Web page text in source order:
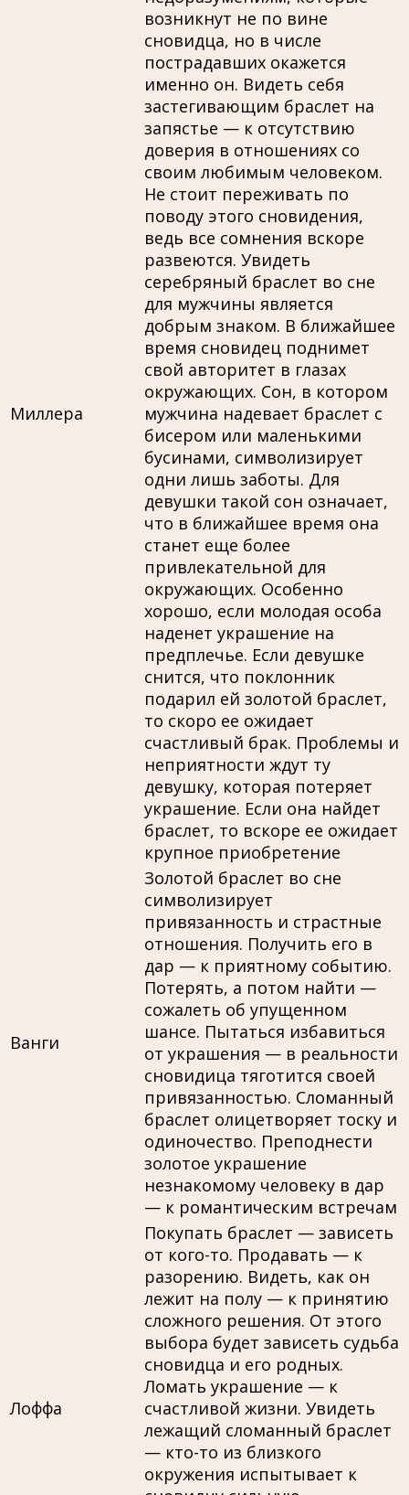
Миллера
возникнут не по вине
сновидца, но в числе
пострадавших окажется
именно он. Видеть себя
застегивающим браслет на
запястье — к отсутствию
доверия в отношениях со
своим любимым человеком.
Не стоит переживать по
поводу этого сновидения,
ведь все сомнения вскоре
развеются. Увидеть
серебряный браслет во сне
для мужчины является
добрым знаком. В ближайшее
время сновидец поднимет
свой авторитет в глазах
окружающих. Сон, в котором
мужчина надевает браслет с
бисером или маленькими
бусинами, символизирует
одни лишь заботы. Для
девушки такой сон означает,
что в ближайшее время она
станет еще более
привлекательной для
окружающих. Особенно
хорошо, если молодая особа
наденет украшение на
предплечье. Если девушке
снится, что поклонник
подарил ей золотой браслет,
то скоро ее ожидает
счастливый брак. Проблемы и
неприятности ждут ту
девушку, которая потеряет
украшение. Если она найдет
браслет, то вскоре ее ожидает
крупное приобретение
Ванги
Золотой браслет во сне
символизирует
привязанность и страстные
отношения. Получить его в
дар — к приятному событию.
Потерять, а потом найти —
сожалеть об упущенном
шансе. Пытаться избавиться
от украшения — в реальности
сновидица тяготится своей
привязанностью. Сломанный
браслет олицетворяет тоску и
одиночество. Преподнести
золотое украшение
незнакомому человеку в дар
— к романтическим встречам
Лоффа
Покупать браслет — зависеть
от кого-то. Продавать — к
разорению. Видеть, как он
лежит на полу — к принятию
сложного решения. От этого
выбора будет зависеть судьба
сновидца и его родных.
Ломать украшение — к
счастливой жизни. Увидеть
лежащий сломанный браслет
— кто-то из близкого
окружения испытывает к